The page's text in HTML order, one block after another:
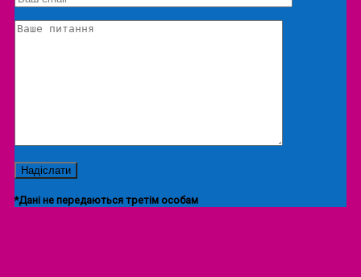
*Дані не передаються третім особам